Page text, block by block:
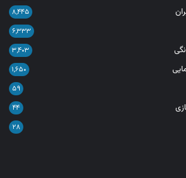
۸,۴۴۵
۶,۳۳۳
۳,۴۰۳
۱,۶۵۰
۵۹
۴۴
۲۸